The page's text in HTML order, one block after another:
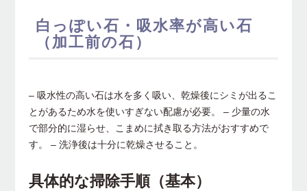
白っぽい石・吸水率が高い石
（加工前の石）
– 吸水性の高い石は水を多く吸い、乾燥後にシミが出るこ
とがあるため水を使いすぎない配慮が必要。 – 少量の水
で部分的に湿らせ、こまめに拭き取る方法がおすすめで
す。 – 洗浄後は十分に乾燥させること。
具体的な掃除手順（基本）